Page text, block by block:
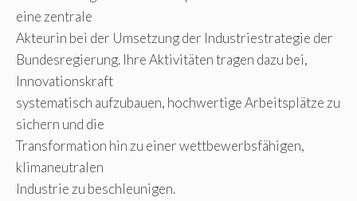
eine zentrale
Akteurin bei der Umsetzung der Industriestrategie der
Bundesregierung. Ihre Aktivitäten tragen dazu bei,
Innovationskraft
systematisch aufzubauen, hochwertige Arbeitsplätze zu
sichern und die
Transformation hin zu einer wettbewerbsfähigen,
klimaneutralen
Industrie zu beschleunigen.